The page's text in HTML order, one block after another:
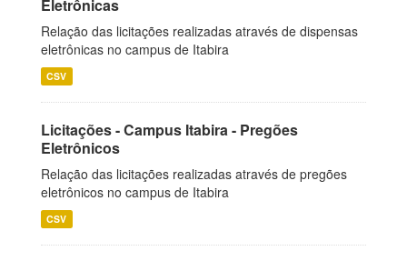
Eletrônicas
Relação das licitações realizadas através de dispensas
eletrônicas no campus de Itabira
CSV
Licitações - Campus Itabira - Pregões
Eletrônicos
Relação das licitações realizadas através de pregões
eletrônicos no campus de Itabira
CSV